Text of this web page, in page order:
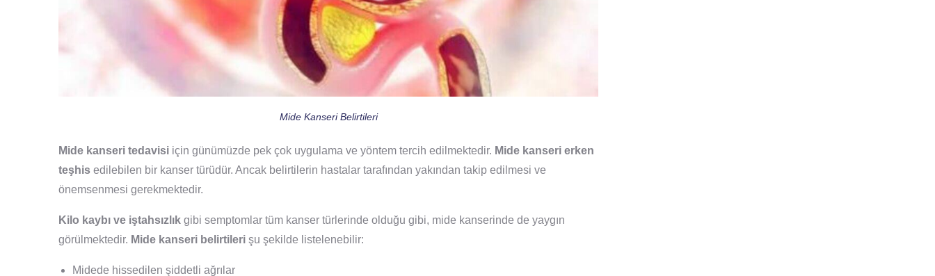
Mide Kanseri Belirtileri
Mide kanseri tedavisi için günümüzde pek çok uygulama ve yöntem tercih edilmektedir. Mide kanseri erken
teşhis edilebilen bir kanser türüdür. Ancak belirtilerin hastalar tarafından yakından takip edilmesi ve
önemsenmesi gerekmektedir.
Kilo kaybı ve iştahsızlık gibi semptomlar tüm kanser türlerinde olduğu gibi, mide kanserinde de yaygın
görülmektedir. Mide kanseri belirtileri şu şekilde listelenebilir:
Midede hissedilen şiddetli ağrılar